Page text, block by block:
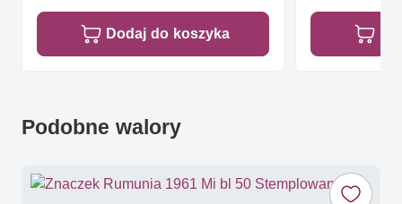
Dodaj do koszyka
Podobne walory